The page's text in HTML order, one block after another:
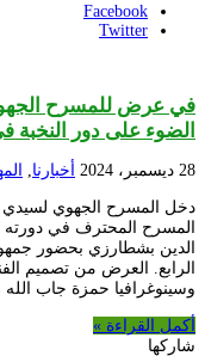
Facebook
Twitter
في عرض للمسرح
الضوء على دور النخبة
28 ديسمبر، 2024 أخبارنا
دخل المسرح الجهوي لسيدي
الدين بشطارزي بحضور
الرابع. العرض من تصميم
وسينوغرافيا حمزة جاب
أكمل القراءة »
شاركها